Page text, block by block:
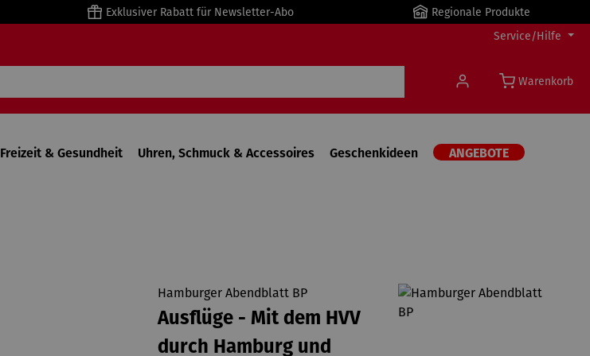
Exklusiver Rabatt für Newsletter-Abo
Regionale Produkte
Service/Hilfe
Warenkorb
Freizeit & Gesundheit Uhren, Schmuck & Accessoires Geschenkideen ANGEBOTE
Hamburger Abendblatt BP
Ausflüge - Mit dem HVV
durch Hamburg und